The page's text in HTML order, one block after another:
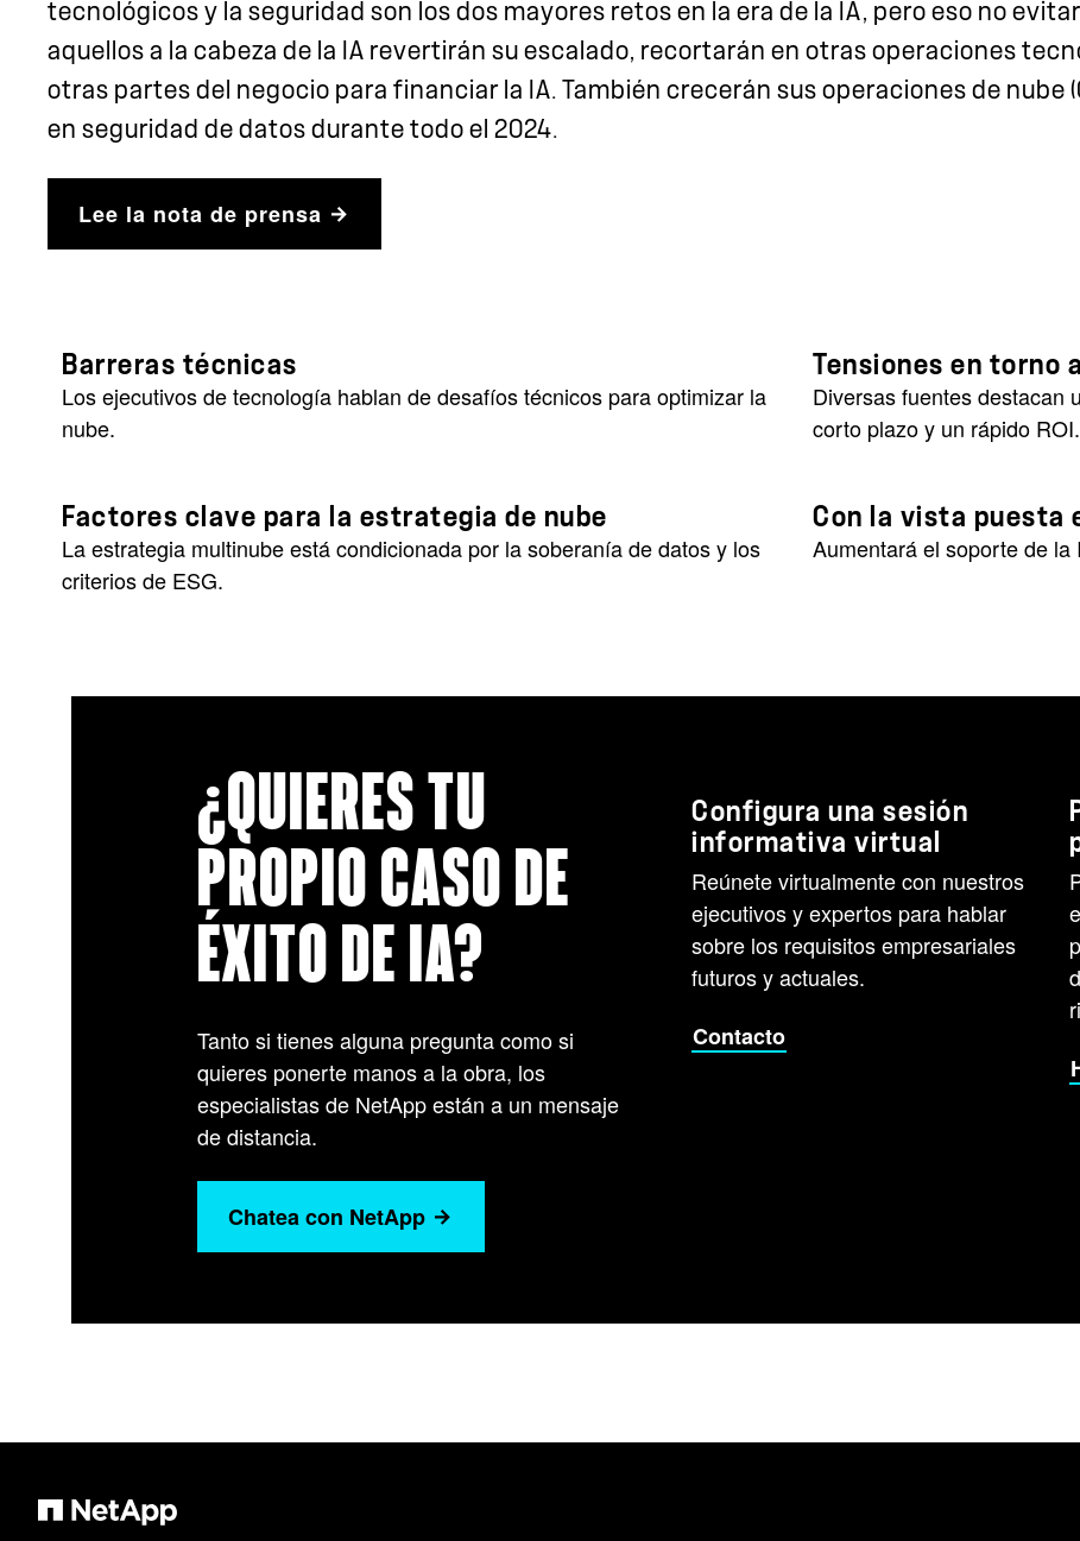
tecnológicos y la seguridad son los dos mayores retos en la era de la IA, pero eso no
aquellos a la cabeza de la IA revertirán su escalado, recortarán en otras operaciones
otras partes del negocio para financiar la IA. También crecerán sus operaciones de nube
en seguridad de datos durante todo el 2024.
Lee la nota de prensa
Barreras técnicas
Los ejecutivos de tecnología hablan de desafíos técnicos para optimizar la
nube.
Tensiones en torno
Diversas fuentes destacan
corto plazo y un rápido ROI.
Factores clave para la estrategia de nube
La estrategia multinube está condicionada por la soberanía de datos y los
criterios de ESG.
Con la vista puesta
Aumentará el soporte de
¿QUIERES TU
PROPIO CASO DE
ÉXITO DE IA?
Tanto si tienes alguna pregunta como si
quieres ponerte manos a la obra, los
especialistas de NetApp están a un mensaje
de distancia.
Chatea con NetApp
Configura una sesión
informativa virtual
Reúnetevirtualmentecon nuestros
ejecutivos y expertos para hablar
sobre los requisitos empresariales
futuros y actuales.
Contacto